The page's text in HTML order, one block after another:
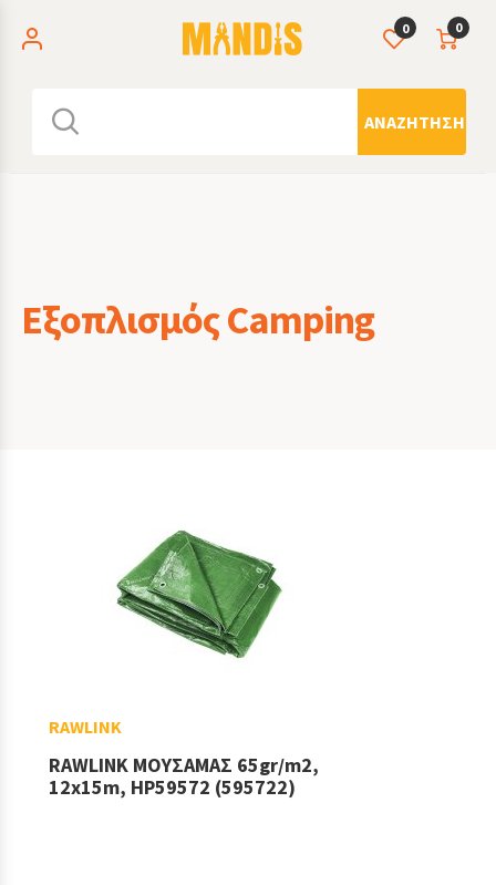
0
ΑΝΑΖΉΤΗΣΗ
0
Εξοπλισμός Camping
RAWLINK
RAWLINK ΜΟΥΣΑΜΑΣ 65gr/m2,
12x15m, HP59572 (595722)